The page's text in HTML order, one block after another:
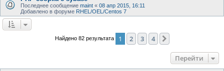
Последнее сообщение maint « 08 апр 2015, 16:11
Добавлено в форуме RHEL/OEL/Centos 7
Найдено 82 результата 1 2 3 4
Перейти